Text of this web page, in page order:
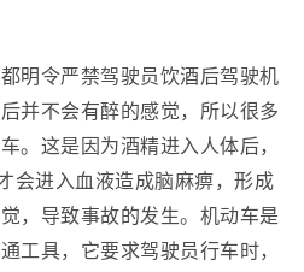
令严禁驾驶员饮酒后驾驶机
并不会有醉的感觉，所以很多
。这是因为酒精进入人体后，
会进入血液造成脑麻痹，形成
，导致事故的发生。机动车是
工具，它要求驾驶员行车时，